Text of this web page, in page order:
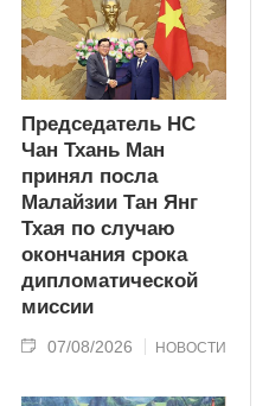
Председатель НС
Чан Тхань Ман
принял посла
Малайзии Тан Янг
Тхая по случаю
окончания срока
дипломатической
миссии
07/08/2026 НОВОСТИ